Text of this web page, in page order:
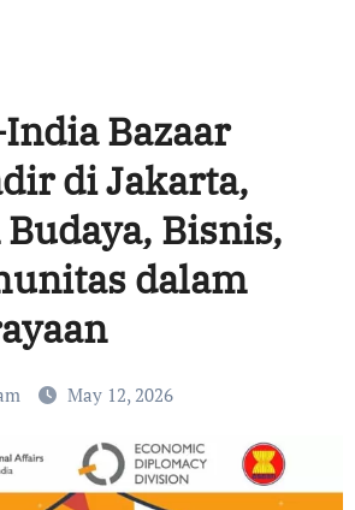
Bazaar
di Jakarta,
Bisnis,
dalam
May 12, 2026